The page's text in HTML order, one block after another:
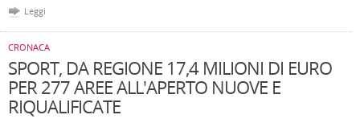
Leggi
CRONACA
SPORT, DA REGIONE 17,4 MILIONI DI EURO
PER 277 AREE ALL'APERTO NUOVE E
RIQUALIFICATE